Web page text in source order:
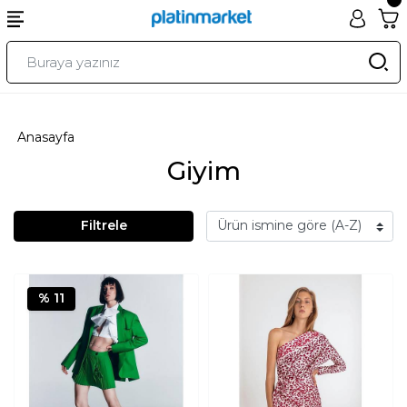
Giyim
Anasayfa
Filtrele
% 11